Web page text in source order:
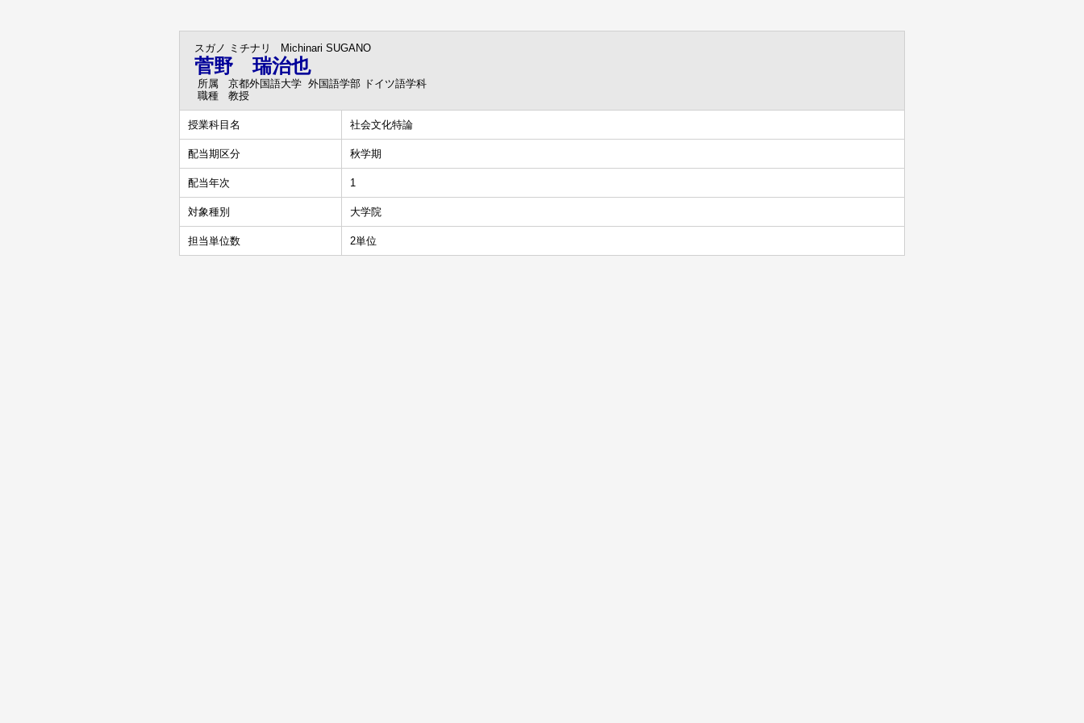
スガノ ミチナリ Michinari SUGANO
菅野 瑞治也
所属
京都外国語大学 外国語学部 ドイツ語学科
職種
教授
授業科目名 社会文化特論
配当期区分 秋学期
配当年次 1
対象種別 大学院
担当単位数 2単位